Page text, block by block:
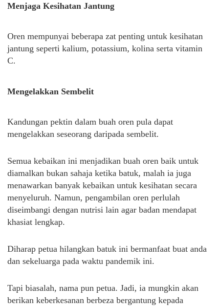
Menjaga Kesihatan Jantung
Oren mempunyai beberapa zat penting untuk kesihatan
jantung seperti kalium, potassium, kolina serta vitamin
C.
Mengelakkan Sembelit
Kandungan pektin dalam buah oren pula dapat
mengelakkan seseorang daripada sembelit.
Semua kebaikan ini menjadikan buah oren baik untuk
diamalkan bukan sahaja ketika batuk, malah ia juga
menawarkan banyak kebaikan untuk kesihatan secara
menyeluruh. Namun, pengambilan oren perlulah
diseimbangi dengan nutrisi lain agar badan mendapat
khasiat lengkap.
Diharap petua hilangkan batuk ini bermanfaat buat anda
dan sekeluarga pada waktu pandemik ini.
Tapi biasalah, nama pun petua. Jadi, ia mungkin akan
berikan keberkesanan berbeza bergantung kepada